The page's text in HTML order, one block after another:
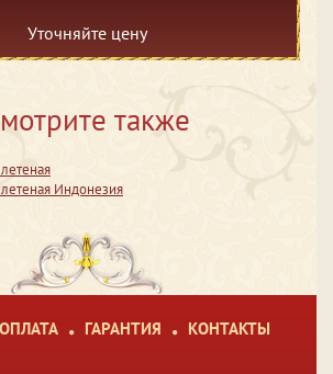
Уточняйте цену
также
Индонезия
ОПЛАТА ГАРАНТИЯ КОНТАКТЫ